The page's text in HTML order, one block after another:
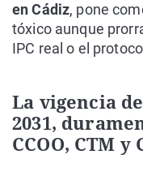
en Cádiz, pone
tóxico aunque
IPC real o el
La vigencia
2031,
CCOO, CTM y